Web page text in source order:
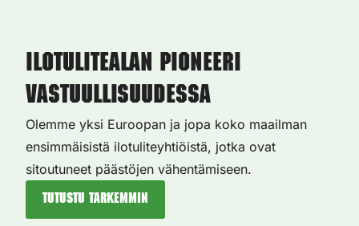
Ilotulitealan pioneeri
vastuullisuudessa
Olemme yksi Euroopan ja jopa koko maailman
ensimmäisistä ilotuliteyhtiöistä, jotka ovat
sitoutuneet päästöjen vähentämiseen.
Tutustu tarkemmin